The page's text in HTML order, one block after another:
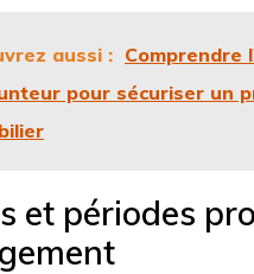
aussi : Comprendre
pour sécuriser un
et périodes